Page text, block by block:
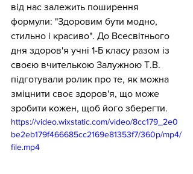
від нас залежить поширення
формули: "Здоровим бути модно,
стильно і красиво". До Всесвітнього
дня здоров'я учні 1-Б класу разом із
своєю вчителькою Залужною Т.В.
підготували ролик про те, як можна
зміцнити своє здоров'я, що може
зробити кожен, щоб його зберегти.
https://video.wixstatic.com/video/8cc179_2e0
be2eb179f466685cc2169e81353f7/360p/mp4/
file.mp4